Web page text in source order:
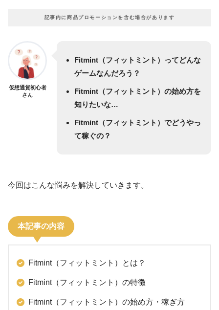
記事内に商品プロモーションを含む場合があります
仮想通貨初心者
さん
Fitmint（フィットミント）ってどんな
ゲームなんだろう？
Fitmint（フィットミント）の始め方を
知りたいな…
Fitmint（フィットミント）でどうやっ
て稼ぐの？
今回はこんな悩みを解決していきます。
本記事の内容
Fitmint（フィットミント）とは？
Fitmint（フィットミント）の特徴
Fitmint（フィットミント）の始め方・稼ぎ方